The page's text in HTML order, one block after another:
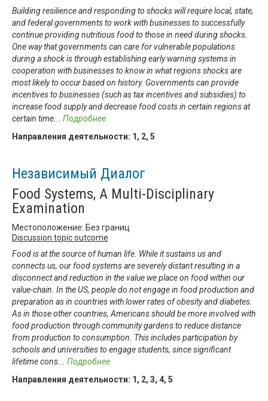
Building resilience and responding to shocks will require local, state,
and federal governments to work with businesses to successfully
continue providing nutritious food to those in need during shocks.
One way that governments can care for vulnerable populations
during a shock is through establishing early warning systems in
cooperation with businesses to know in what regions shocks are
most likely to occur based on history. Governments can provide
incentives to businesses (such as tax incentives and subsidies) to
increase food supply and decrease food costs in certain regions at
certain time
Подробнее
Направления деятельности: 1 , 2, 5
Независимый Диалог
Food Systems, A Multi-Disciplinary
Examination
Местоположение: Без границ
Discussion topic outcome
Food is at the source of human life. While it sustains us and
connects us, our food systems are severely distant resulting in a
disconnect and reduction in the value we place on food within our
value-chain. In the US, people do not engage in food production and
preparation as in countries with lower rates of obesity and diabetes.
As in those other countries, Americans should be more involved with
food production through community gardens to reduce distance
from production to consumption. This includes participation by
schools and universities to engage students, since significant
lifetime cons
Подробнее
Направления деятельности: 1 , 2, 3, 4, 5